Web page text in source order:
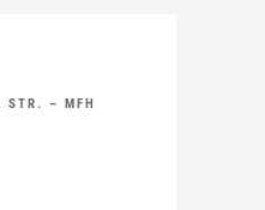
STR. – MFH